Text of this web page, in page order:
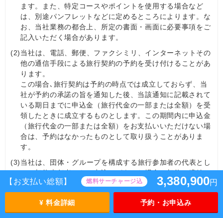
【お支払い総額】 燃料サーチャージ込 3,380,900円
¥ 料金詳細 予約・お申込み
ます。また、特定コースやポイントを使用する場合など
は、別途パンフレットなどに定めるところによります。な
お、当社業務の都合上、所定の書面・画面に必要事項をご
記入いただく場合があります。
(2)当社は、電話、郵便、ファクシミリ、インターネットその
他の通信手段による旅行契約の予約を受け付けることがあ
ります。
この場合､旅行契約は予約の時点では成立しておらず、当
社が予約の承諾の旨を通知した後、当該通知に記載されて
いる期日までに申込金（旅行代金の一部または全額）を受
領したときに成立するものとします。この期間内に申込金
（旅行代金の一部または全額）をお支払いいただけない場
合は、予約はなかったものとして取り扱うことがありま
す。
(3)当社は、団体・グループを構成する旅行参加者の代表とし
ての契約責任者から、申込みがあった場合、契約の締結お
よび解除等に関する一切の代理権を有しているものとみな
します。